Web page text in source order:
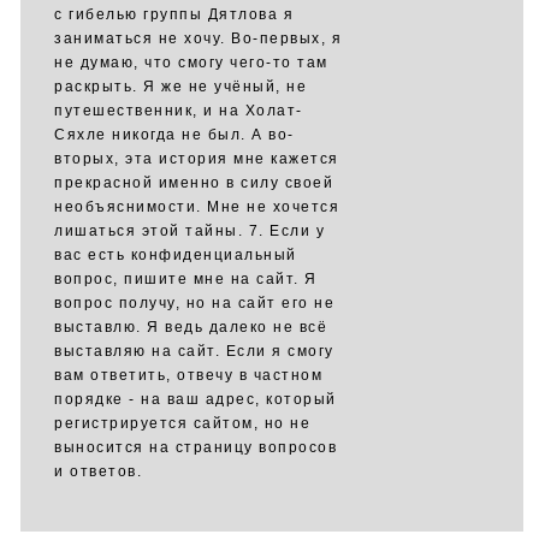
с гибелью группы Дятлова я
заниматься не хочу. Во-первых, я
не думаю, что смогу чего-то там
раскрыть. Я же не учёный, не
путешественник, и на Холат-
Сяхле никогда не был. А во-
вторых, эта история мне кажется
прекрасной именно в силу своей
необъяснимости. Мне не хочется
лишаться этой тайны. 7. Если у
вас есть конфиденциальный
вопрос, пишите мне на сайт. Я
вопрос получу, но на сайт его не
выставлю. Я ведь далеко не всё
выставляю на сайт. Если я смогу
вам ответить, отвечу в частном
порядке - на ваш адрес, который
регистрируется сайтом, но не
выносится на страницу вопросов
и ответов.